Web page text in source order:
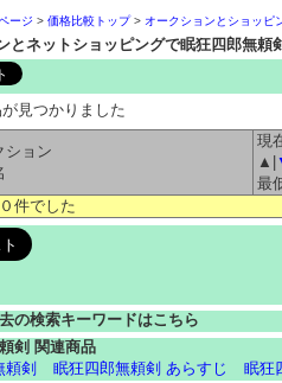
ージ >価格比較トップ> オークションとショッピ
とネットショッピングで眠狂四郎無頼
見つかりました
ション
現
▲|
最
件でした
の検索キーワードはこちら
剣 関連商品
頼剣
眠狂四郎無頼剣 あらすじ
眠狂